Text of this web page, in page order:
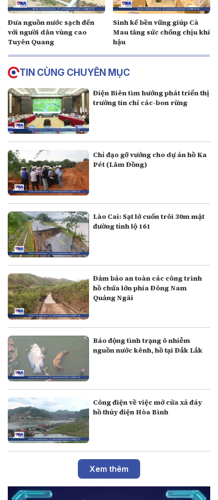
Đưa nguồn nước sạch đến
với người dân vùng cao
Tuyên Quang
Sinh kế bền vững giúp Cà
Mau tăng sức chống chịu khí
hậu
TIN CÙNG CHUYÊN MỤC
Điện Biên tìm hướng phát triển thị
trường tín chỉ các-bon rừng
Chỉ đạo gỡ vướng cho dự án hồ Ka
Pét (Lâm Đồng)
Lào Cai: Sạt lở cuốn trôi 30m mặt
đường tỉnh lộ 161
Đảm bảo an toàn các công trình
hồ chứa lớn phía Đông Nam
Quảng Ngãi
Báo động tình trạng ô nhiễm
nguồn nước kênh, hồ tại Đắk Lắk
Công điện về việc mở cửa xả đáy
hồ thủy điện Hòa Bình
Xem thêm